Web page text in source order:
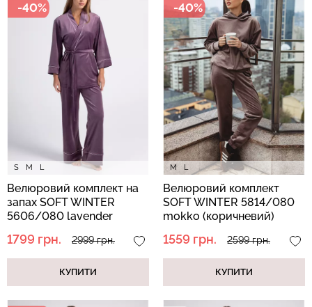
S M L
-40%
Велюровий комплект на
запах SOFT WINTER
5606/080 lavender
1799 грн. 2999 грн.
КУПИТИ
M L
-40%
Велюровий комплект
SOFT WINTER 5814/080
mokko (коричневий)
1559 грн. 2599 грн.
КУПИТИ
Безшовні легінси
LEGGINGS (чорний) Giulia
689 грн.
Безшовні бразиліана з
легкою корекцією
BRASILIAN SHAPEWEAR
black (чорний) Giulia
258 грн.369 грн.